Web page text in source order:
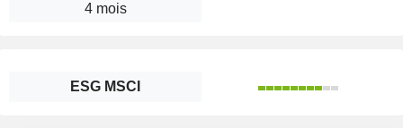
4 mois
ESG MSCI